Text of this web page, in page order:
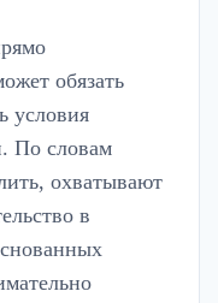
обязать
условия
По словам
охватывают
в